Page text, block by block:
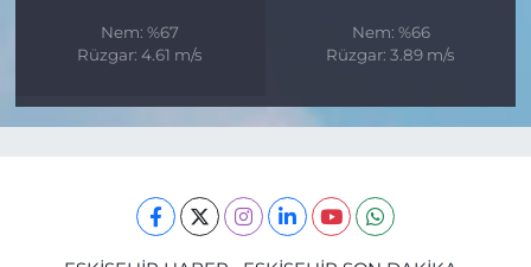
Nem: %67
Rüzgar: 4.61 m/s
Nem: %66
Rüzgar: 3.89 m/s